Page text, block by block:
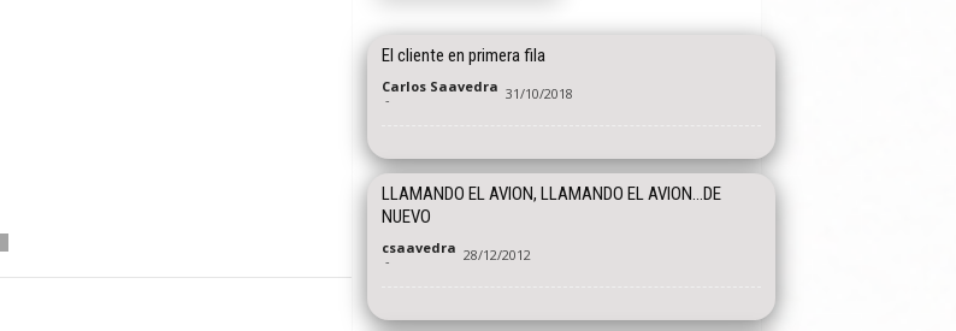
El cliente en primera fila
Carlos Saavedra
- 31/10/2018
LLAMANDO EL AVION, LLAMANDO EL AVION…DE
NUEVO
csaavedra
- 28/12/2012